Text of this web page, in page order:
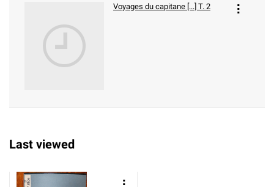
Voyages du capitane [...] T. 2
Last viewed